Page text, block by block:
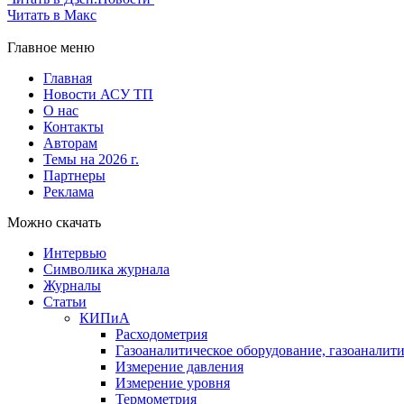
Читать в Макс
Главное меню
Главная
Новости АСУ ТП
О нас
Контакты
Авторам
Темы на 2026 г.
Партнеры
Реклама
Можно скачать
Интервью
Символика журнала
Журналы
Статьи
КИПиА
Расходометрия
Газоаналитическое оборудование,
Измерение давления
Измерение уровня
Термометрия